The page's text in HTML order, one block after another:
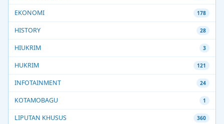
EKONOMI 178
HISTORY 28
HIUKRIM 3
HUKRIM 121
INFOTAINMENT 24
KOTAMOBAGU 1
LIPUTAN KHUSUS 360